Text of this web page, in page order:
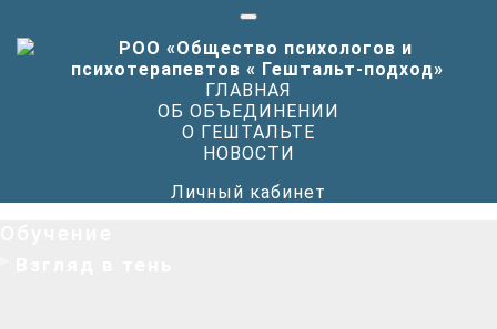
Переключить
верхнее
меню
ГЛАВНАЯ
ОБ ОБЪЕДИНЕНИИ
О ГЕШТАЛЬТЕ
НОВОСТИ
Личный кабинет